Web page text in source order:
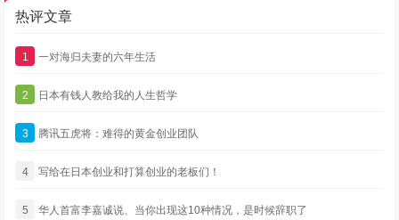
热评文章
1 一对海归夫妻的六年生活
2 日本有钱人教给我的人生哲学
3 腾讯五虎将：难得的黄金创业团队
4 写给在日本创业和打算创业的老板们！
5 华人首富李嘉诚说、当你出现这10种情况，是时候辞职了